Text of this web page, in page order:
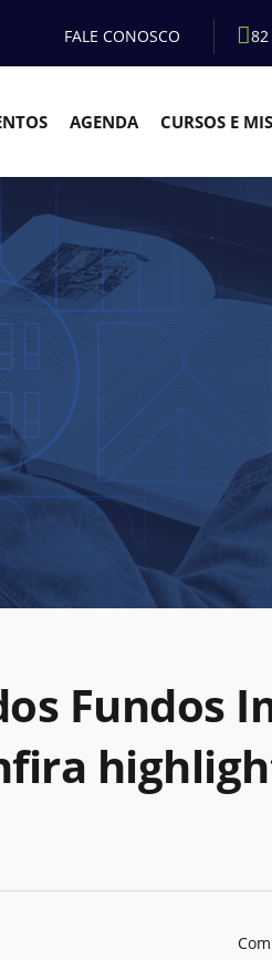
FALE CONOSCO
AGENDA CURSOS E
Fundos